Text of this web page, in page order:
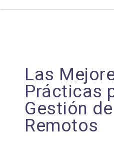
Las
Prácticas
Gestión
Remotos